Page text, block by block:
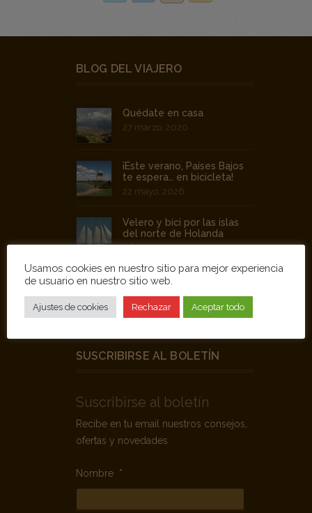
BLOG DEL VIAJERO
Quédate en casa
27 marzo, 2020
¡Este verano, Países Bajos
te espera… en bicicleta!
22 mayo, 2026
Velero y bici por las islas
del norte de Holanda
4 febrero, 2026
Alkmaar: Una ruta
Ámsterdam
SUSCRIBIRSE AL BOLETÍN
Suscribirse al boletín
Recibe en tu email nuestros consejos,
ofertas y novedades
Nombre *
Usamos cookies en nuestro sitio para mejor experiencia
de usuario en nuestro sitio web.
Ajustes de cookies Rechazar Aceptar todo